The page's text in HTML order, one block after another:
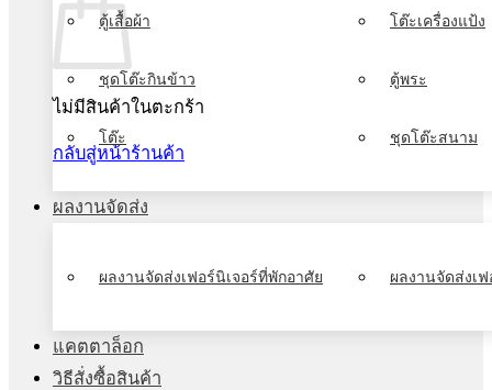
ไม่มีสินค้าในตะกร้า
กลับสู่หน้าร้านค้า
ตู้เสื้อผ้า โต๊ะเครื่องแป้ง
ชุดโต๊ะกินข้าว ตู้พระ
โต๊ะ ชุดโต๊ะสนาม
ผลงานจัดส่ง
ผลงานจัดส่งเฟอร์นิเจอร์ที่พักอาศัย ผลงานจัดส่งเ
แคตตาล็อก
วิธีสั่งซื้อสินค้า